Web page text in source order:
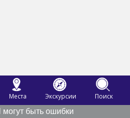
Места Экскурсии
Поиск
могут быть ошибки